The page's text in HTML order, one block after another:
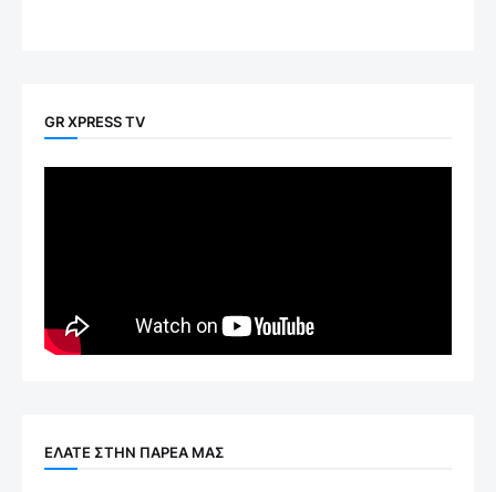
GR XPRESS TV
ΕΛΑΤΕ ΣΤΗΝ ΠΑΡΕΑ ΜΑΣ